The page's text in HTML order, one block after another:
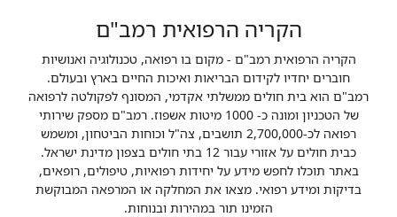
הקריה הרפואית רמב"ם
הקריה הרפואית רמב"ם - מקום בו רפואה, טכנולוגיה ואנושיות
חוברים יחדיו לקידום הבריאות ואיכות החיים בארץ ובעולם.
רמב"ם הוא בית חולים ממשלתי אקדמי, המסונף לפקולטה לרפואה
של הטכניון ומונה כ- 1000 מיטות אשפוז. רמב"ם מספק שירותי
רפואה לכ-2,700,000 תושבים, צה"ל וכוחות הביטחון, ומשמש
כבית חולים על אזורי עבור 12 בתי חולים בצפון מדינת ישראל.
באתר תוכלו לחפש מידע על יחידות רפואיות, טיפולים, רופאים,
בדיקות ומידע רפואי. מצאו את המחלקה או המרפאה המבוקשת
הזמינו תור במהירות ובנוחות.